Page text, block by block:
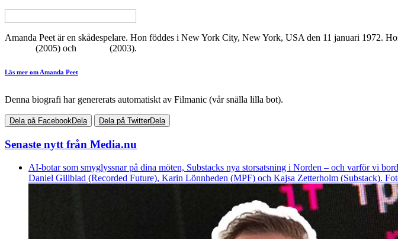
Amanda Peet är en skådespelare. Hon föddes i New York City, New York, USA den 11 januari 1972.
(2005) och (2003).
Läs mer om Amanda Peet
Denna biografi har genererats automatiskt av Filmanic (vår snälla lilla bot).
Dela på FacebookDela Dela på TwitterDela
Senaste nytt från Media.nu
AI-botar som smyglyssnar på dina möten, Substacks nya storsatsning i Norden – och varför vi
Daniel Gillblad (Recorded Future), Karin Lönnheden (MPF) och Kajsa Zetterholm (Substack).